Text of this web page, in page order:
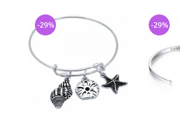
-29% -29%